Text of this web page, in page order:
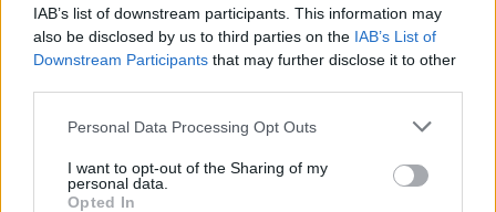
IAB’s list of downstream participants. This information may
also be disclosed by us to third parties on the IAB’s List of
Downstream Participants that may further disclose it to other
Personal Data Processing Opt Outs
I want to opt-out of the Sharing of my
personal data.
Opted In